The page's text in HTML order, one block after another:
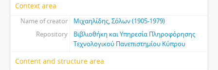
Context area
Name of creator
Μιχαηλίδης, Σόλων (1905-1979)
Repository
Βιβλιοθήκη και Υπηρεσία Πληροφόρησης
Τεχνολογικού Πανεπιστημίου Κύπρου
Content and structure area